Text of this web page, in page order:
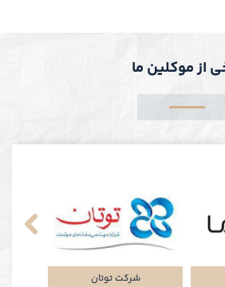
شرکت توتان
از موکلین ما